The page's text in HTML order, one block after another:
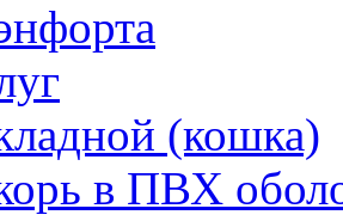
(кошка)
в ПВХ